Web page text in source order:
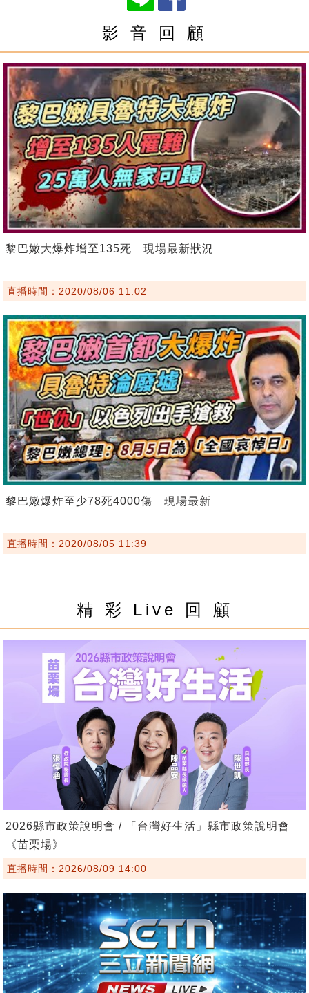
影 音 回 顧
黎巴嫩大爆炸增至135死 現場最新狀況
直播時間：2020/08/06 11:02
黎巴嫩爆炸至少78死4000傷 現場最新
直播時間：2020/08/05 11:39
精 彩 Live 回 顧
2026縣市政策說明會 / 「台灣好生活」縣市政策說明會
《苗栗場》
直播時間：2026/08/09 14:00